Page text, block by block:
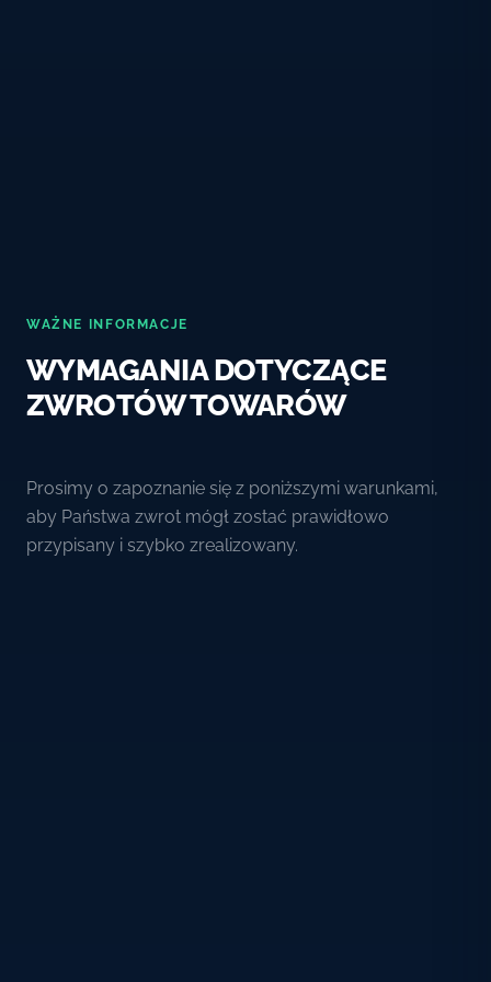
WAŻNE INFORMACJE
WYMAGANIA DOTYCZĄCE
ZWROTÓW TOWARÓW
Prosimy o zapoznanie się z poniższymi warunkami,
aby Państwa zwrot mógł zostać prawidłowo
przypisany i szybko zrealizowany.